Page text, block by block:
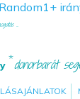
...
donorbarát